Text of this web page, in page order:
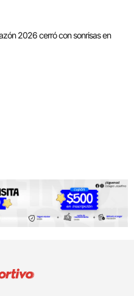
2026 cerró con sonrisas en